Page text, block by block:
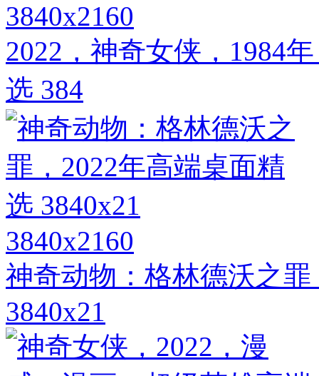
3840x2160
2022，神奇女侠，1984
选 384
3840x2160
神奇动物：格林德沃之
3840x21